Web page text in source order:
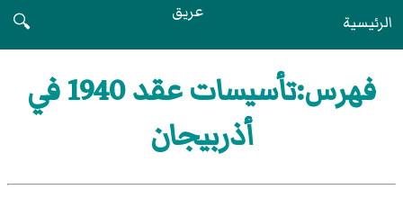
الرئيسية عريق
🔍
فهرس:تأسيسات عقد 1940 في
أذربيجان